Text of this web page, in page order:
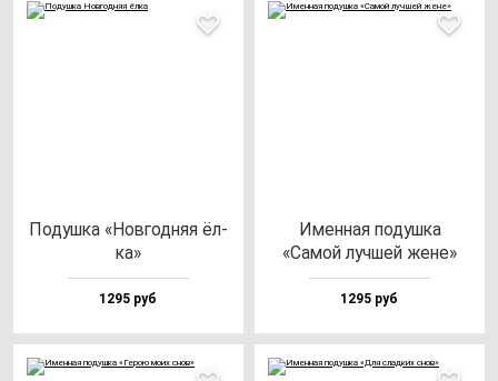
Подуш­ка «Нов­год­няя ёл­
ка»
1295 руб
Имен­ная по­душ­ка
«Самой луч­шей же­не»
1295 руб